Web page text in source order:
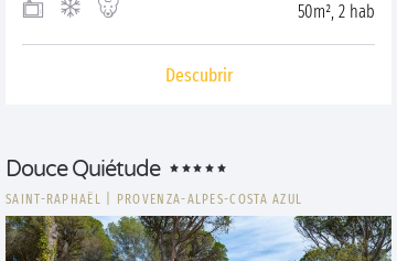
50m², 2 hab
Descubrir
Douce Quiétude
SAINT-RAPHAËL PROVENZA-ALPES-COSTA AZUL